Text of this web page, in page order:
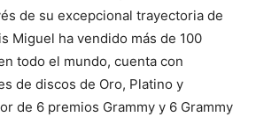
de su excepcional trayectoria de
Miguel ha vendido más de 100
todo el mundo, cuenta con
de discos de Oro, Platino y
de 6 premios Grammy y 6 Grammy